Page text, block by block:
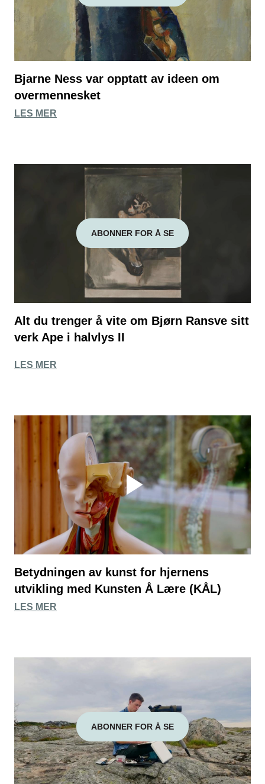
Bjarne Ness var opptatt av ideen om
overmennesket
LES MER
ABONNER FOR Å SE
Alt du trenger å vite om Bjørn Ransve sitt
verk Ape i halvlys II
LES MER
Betydningen av kunst for hjernens
utvikling med Kunsten Å Lære (KÅL)
LES MER
ABONNER FOR Å SE